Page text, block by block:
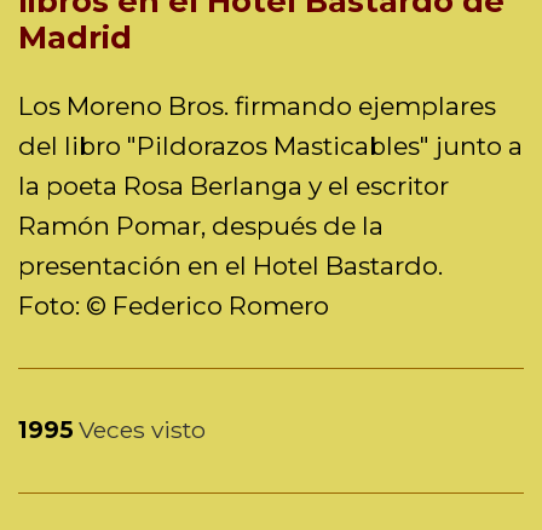
Madrid
Los Moreno Bros. firmando ejemplares
del libro "Pildorazos Masticables" junto a
la poeta Rosa Berlanga y el escritor
Ramón Pomar, después de la
presentación en el Hotel Bastardo.
Foto: © Federico Romero
1995 Veces visto